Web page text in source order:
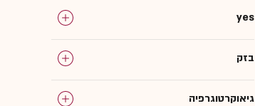
yes
בזק
גיאוקרטוגרפיה